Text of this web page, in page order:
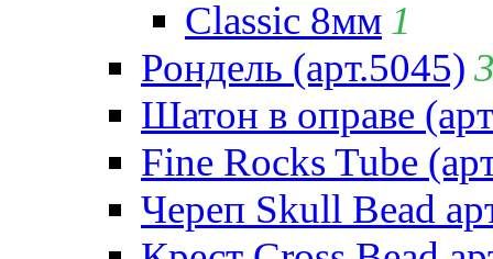
Classic 8мм 1
Рондель (арт.5045)
Шатон в оправе
Fine Rocks Tube
Череп Skull Bead